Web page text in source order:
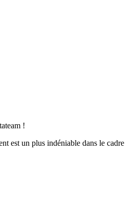
!
est un plus indéniable dans le cadre